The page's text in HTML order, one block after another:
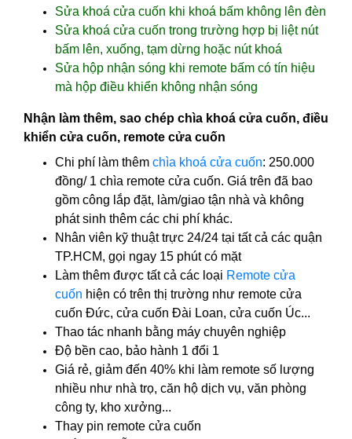
Sửa khoá cửa cuốn khi khoá bấm không lên đèn
Sửa khoá cửa cuốn trong trường hợp bị liệt nút
bấm lên, xuống, tạm dừng hoặc nút khoá
Sửa hộp nhận sóng khi remote bấm có tín hiệu
mà hộp điều khiển không nhận sóng
Nhận làm thêm, sao chép chìa khoá cửa cuốn, điều
khiển cửa cuốn, remote cửa cuốn
Chi phí làm thêm chìa khoá cửa cuốn: 250.000
đồng/ 1 chìa remote cửa cuốn. Giá trên đã bao
gồm công lắp đặt, làm/giao tận nhà và không
phát sinh thêm các chi phí khác.
Nhân viên kỹ thuật trực 24/24 tại tất cả các quận
TP.HCM, gọi ngay 15 phút có mặt
Làm thêm được tất cả các loại Remote cửa
cuốn hiện có trên thị trường như remote cửa
cuốn Đức, cửa cuốn Đài Loan, cửa cuốn Úc...
Thao tác nhanh bằng máy chuyên nghiệp
Độ bền cao, bảo hành 1 đổi 1
Giá rẻ, giảm đến 40% khi làm remote số lượng
nhiều như nhà trọ, căn hộ dịch vụ, văn phòng
công ty, kho xưởng...
Thay pin remote cửa cuốn